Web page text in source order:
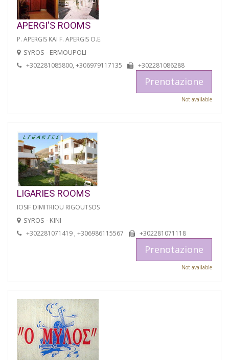
APERGI'S ROOMS
P. APERGIS KAI F. APERGIS O.E.
SYROS - ERMOUPOLI
+302281085800, +306979117135 +302281086288
Prenotazione
Not available
LIGARIES ROOMS
IOSIF DIMITRIOU RIGOUTSOS
SYROS - KINI
+302281071419 , +306986115567 +302281071118
Prenotazione
Not available